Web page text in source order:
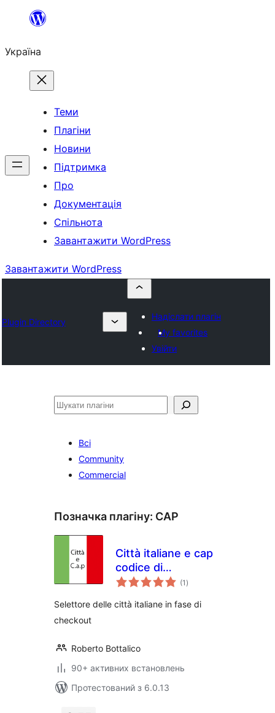
Перейти
вмісту
Україна
Теми
Плагіни
Новини
Підтримка
Про
Документація
Спільнота
Завантажити WordPress
Завантажити WordPress
Plugin Directory
Надіслати плагін
My favorites
Увійти
Пошук
Всі
Community
Commercial
Позначка плагіну: CAP
Città italiane e cap
codice di
avviamento postale
(1 загальний
рейтинг
)
Selettore delle città italiane in fase di
checkout
Roberto Bottalico
90+ активних встановлень
Протестований з 6.0.13